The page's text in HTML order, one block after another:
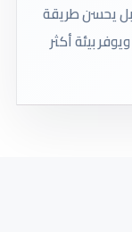
يحسن طريقة
بيئة أكثر